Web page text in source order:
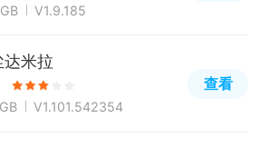
V1.9.185
达米拉
V1.101.542354
查看